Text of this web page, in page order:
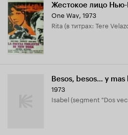
Жестокое лицо
One Way, 1973
Rita (в титрах: Tere
Besos, besos... y mas
1973
Isabel (segment "Dos